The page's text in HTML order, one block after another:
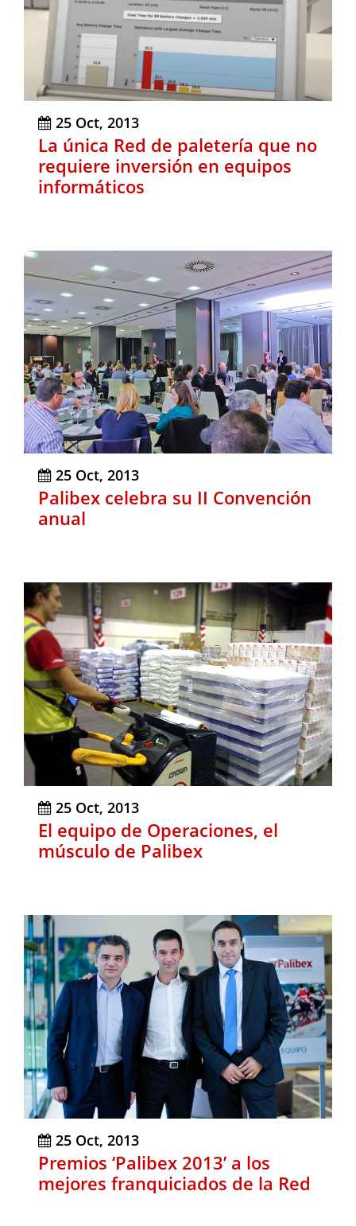
25 Oct, 2013
La única Red de paletería que no
requiere inversión en equipos
informáticos
25 Oct, 2013
Palibex celebra su II Convención
anual
25 Oct, 2013
El equipo de Operaciones, el
músculo de Palibex
25 Oct, 2013
Premios ‘Palibex 2013’ a los
mejores franquiciados de la Red